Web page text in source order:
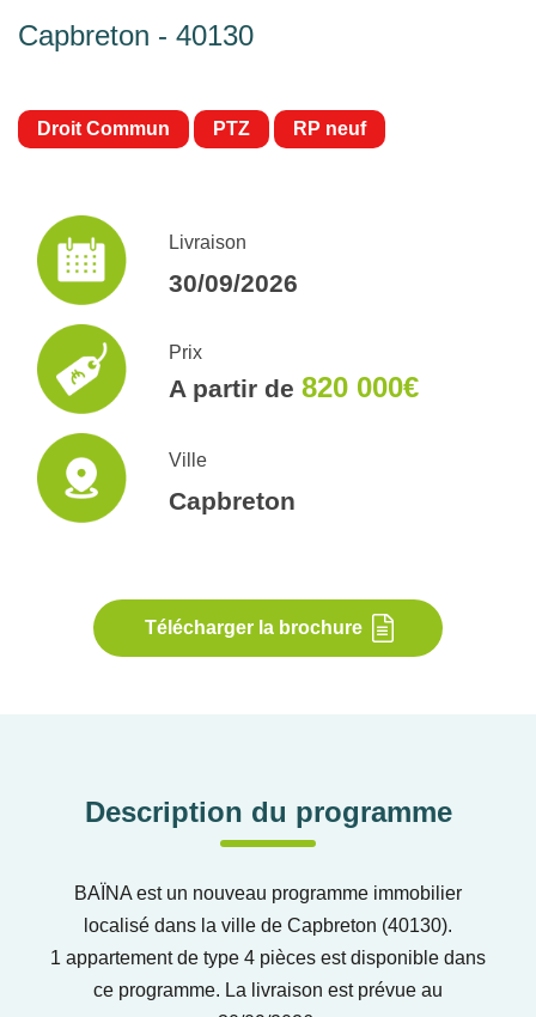
Capbreton - 40130
Droit Commun PTZ RP neuf
Livraison
30/09/2026
Prix
A partir de820 000€
Ville
Capbreton
Télécharger la brochure
Description du programme
BAÏNA est un nouveau programme immobilier
localisé dans la ville de Capbreton (40130).
1 appartement de type 4 pièces est disponible dans
ce programme. La livraison est prévue au